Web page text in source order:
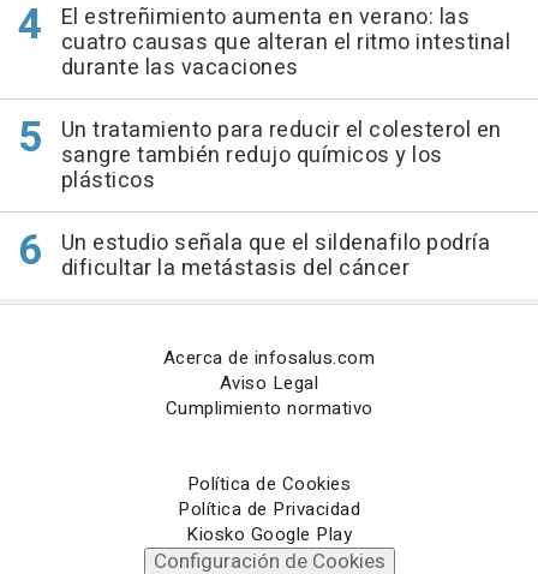
El estreñimiento aumenta en verano: las
cuatro causas que alteran el ritmo intestinal
durante las vacaciones
Un tratamiento para reducir el colesterol en
sangre también redujo químicos y los
plásticos
Un estudio señala que el sildenafilo podría
dificultar la metástasis del cáncer
Acerca de infosalus.com
Aviso Legal
Cumplimiento normativo
Política de Cookies
Política de Privacidad
Kiosko Google Play
Configuración de Cookies